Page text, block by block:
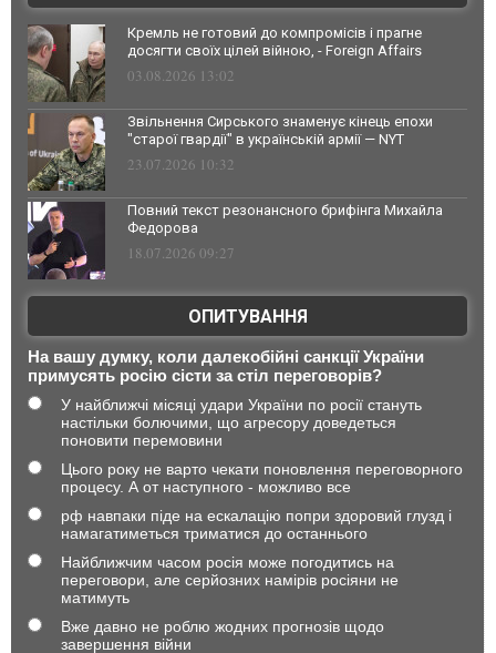
Кремль не готовий до компромісів і прагне
досягти своїх цілей війною, - Foreign Affairs
03.08.2026 13:02
Звільнення Сирського знаменує кінець епохи
"старої гвардії" в українській армії — NYT
23.07.2026 10:32
Повний текст резонансного брифінга Михайла
Федорова
18.07.2026 09:27
ОПИТУВАННЯ
На вашу думку, коли далекобійні санкції України
примусять росію сісти за стіл переговорів?
У найближчі місяці удари України по росії стануть
настільки болючими, що агресору доведеться
поновити перемовини
Цього року не варто чекати поновлення переговорного
процесу. А от наступного - можливо все
рф навпаки піде на ескалацію попри здоровий глузд і
намагатиметься триматися до останнього
Найближчим часом росія може погодитись на
переговори, але серйозних намірів росіяни не
матимуть
Вже давно не роблю жодних прогнозів щодо
завершення війни